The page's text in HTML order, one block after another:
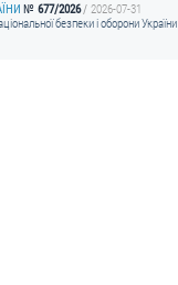
677/2026
2026-07-31
безпеки і оборони України